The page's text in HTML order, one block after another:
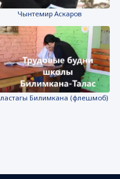
Чынтемир Аскаров
Билимкана (флешмоб)